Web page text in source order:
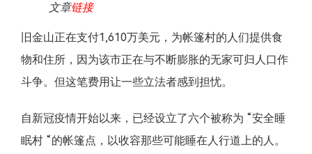
文章链接
旧金山正在支付1,610万美元，为帐篷村的人们提供食
物和住所，因为该市正在与不断膨胀的无家可归人口作
斗争。但这笔费用让一些立法者感到担忧。
自新冠疫情开始以来，已经设立了六个被称为 “安全睡
眠村 “的帐篷点，以收容那些可能睡在人行道上的人。